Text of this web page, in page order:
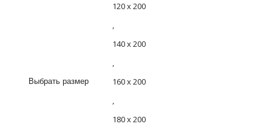
Выбрать размер
120 х 200
,
140 х 200
,
160 х 200
,
180 х 200